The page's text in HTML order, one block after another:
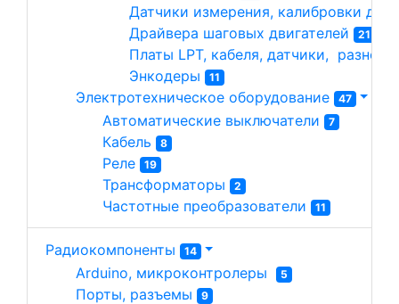
Датчики измерения, калибровки
Драйвера шаговых двигателей
21
Платы LPT, кабеля, датчики,  разное
Энкодеры 11
Электротехническое оборудование 47
Автоматические выключатели 7
Кабель 8
Реле 19
Трансформаторы 2
Частотные преобразователи 11
Радиокомпоненты 14
Arduino, микроконтролеры 5
Порты, разъемы 9